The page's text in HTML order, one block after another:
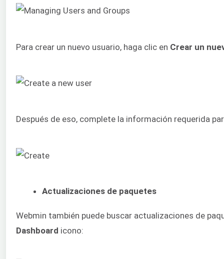
Para crear un nuevo usuario, haga clic en Crear un
Después de eso, complete la información requerida
Actualizaciones de paquetes
Webmin también puede buscar actualizaciones de
Dashboard icono: